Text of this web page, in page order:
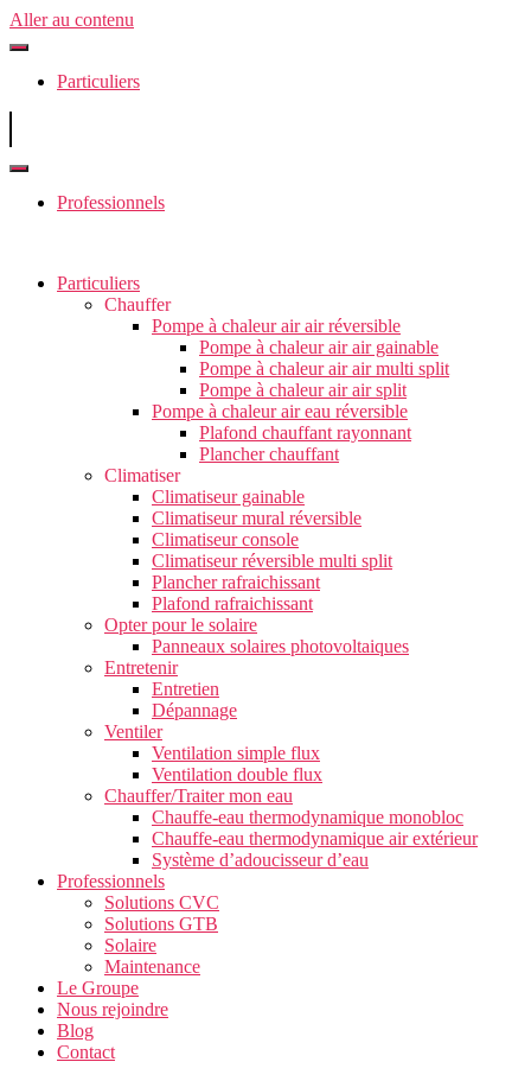
Aller au contenu
Particuliers
Professionnels
Particuliers
Chauffer
Pompe à chaleur air air réversible
Pompe à chaleur air air gainable
Pompe à chaleur air air multi split
Pompe à chaleur air air split
Pompe à chaleur air eau réversible
Plafond chauffant rayonnant
Plancher chauffant
Climatiser
Climatiseur gainable
Climatiseur mural réversible
Climatiseur console
Climatiseur réversible multi split
Plancher rafraichissant
Plafond rafraichissant
Opter pour le solaire
Panneaux solaires photovoltaiques
Entretenir
Entretien
Dépannage
Ventiler
Ventilation simple flux
Ventilation double flux
Chauffer/Traiter mon eau
Chauffe-eau thermodynamique monobloc
Chauffe-eau thermodynamique air extérieur
Système d’adoucisseur d’eau
Professionnels
Solutions CVC
Solutions GTB
Solaire
Maintenance
Le Groupe
Nous rejoindre
Blog
Contact